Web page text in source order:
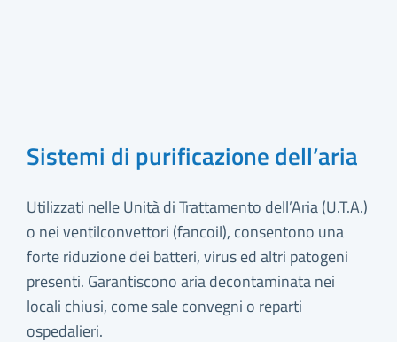
Sistemi di purificazione dell’aria
Utilizzati nelle Unità di Trattamento dell’Aria (U.T.A.)
o nei ventilconvettori (fancoil), consentono una
forte riduzione dei batteri, virus ed altri patogeni
presenti. Garantiscono aria decontaminata nei
locali chiusi, come sale convegni o reparti
ospedalieri.